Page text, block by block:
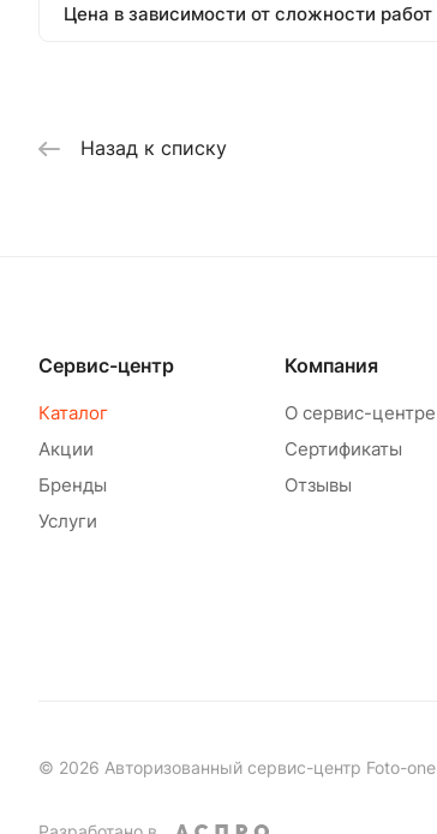
Цена в зависимости от сложности работ
Назад к списку
Сервис-центр
Каталог
Акции
Бренды
Услуги
Компания
О сервис-центре
Сертификаты
Отзывы
© 2026 Авторизованный сервис-центр Foto-one